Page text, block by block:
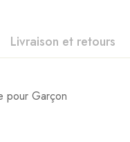
Livraison et retours
pour Garçon